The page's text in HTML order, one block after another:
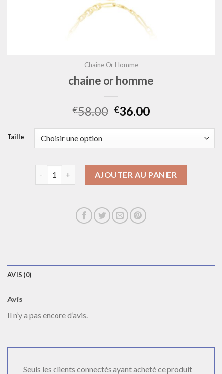
Chaine Or Homme
chaine or homme
€58.00 €36.00
Taille
AJOUTER AU PANIER
AVIS (0)
Avis
Il n’y a pas encore d’avis.
Seuls les clients connectés ayant acheté ce produit